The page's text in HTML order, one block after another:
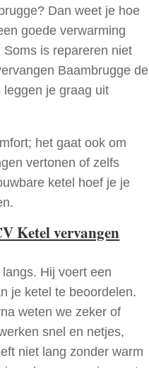
Dan weet je hoe
goede verwarming
is repareren niet
Baambrugge de
je graag uit
het gaat ook om
vertonen of zelfs
ketel hoef je je
Ketel vervangen
Hij voert een
je ketel te beoordelen.
weten we zeker of
snel en netjes,
niet lang zonder warm